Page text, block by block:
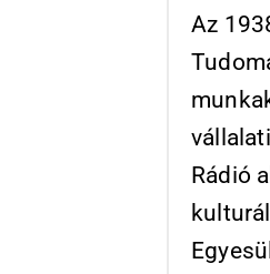
Az
Rádió